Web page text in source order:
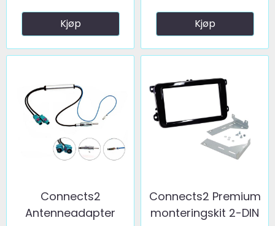
Kjøp Kjøp
Connects2
Antenneadapter
Connects2 Premium
monteringskit 2-DIN